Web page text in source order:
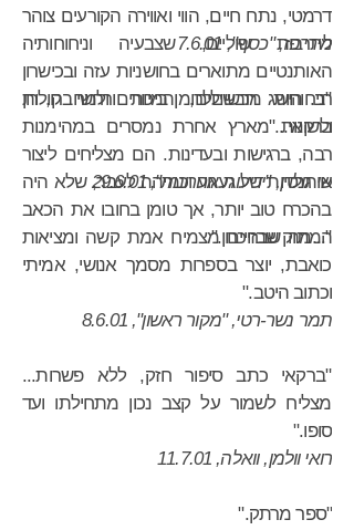
דרמטי, נתח חיים, הווי ואווירה הקורעים צוהר
לתרבות שוליים, שצבעיה וניחוחותיה
האותנטיים מתוארים בחושניות עזה ובכישרון
רב. הישג מרשיםלרומן ביכורים ולמחברו, רון
ברקאי..."
מירי פז, "כסף", 7.6.01
"ניחוחות תבשילים, המיות ורחשי קולות
ולשונות מארץ אחרת נמסרים במהימנות
רבה, ברגישות ובעדינות. הם מצליחים ליצור
אותנטיות של געגוע וכמיהה לעבר, שלא היה
בהכרח טוב יותר, אך טומן בחובו את הכאב
המתוק שבזיכרון."
שי גולדן, "ידיעות אחרונות", 29.6.01
"...מה שבחיים מצמיח אמת קשה ומציאות
כואבת, יוצר בספרות מסמך אנושי, אמיתי
וכתוב היטב."
תמר נשר-רטי, "מקור ראשון", 8.6.01
"ברקאי כתב סיפור חזק, ללא פשרות...
מצליח לשמור על קצב נכון מתחילתו ועד
סופו."
רואי וולמן, וואלה, 11.7.01
"ספר מרתק."